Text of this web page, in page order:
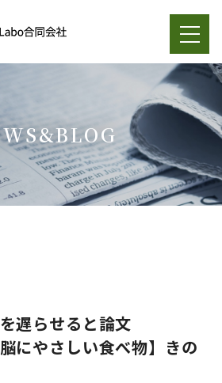
遅らせると論文
にやさしい食べ物】きの